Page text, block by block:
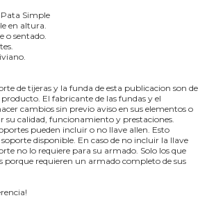
Pata Simple
en altura.
o sentado.
de tijeras y la funda de esta publicacion son de
El fabricante de las fundas y el
cambios sin previo aviso en sus elementos o
su calidad, funcionamiento y prestaciones.
pueden incluir o no llave allen. Esto
disponible. En caso de no incluir la llave
no lo requiere para su armado. Solo los que
porque requieren un armado completo de sus